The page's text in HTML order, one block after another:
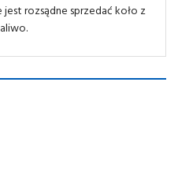
rozsądne sprzedać koło z